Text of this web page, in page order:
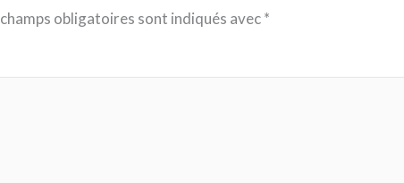
champs obligatoires sont indiqués avec*